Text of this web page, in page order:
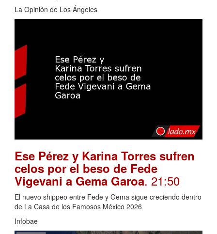
La Opinión de Los Ángeles
Ese Pérez y Karina Torres sufren
celos por el beso de Fede
Vigevani a Gema Garoa. 21:50
El nuevo shippeo entre Fede y Gema sigue creciendo dentro
de La Casa de los Famosos México 2026
Infobae